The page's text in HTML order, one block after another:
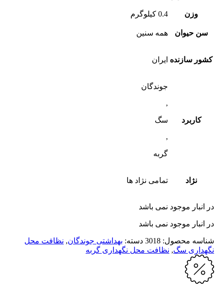
وزن 0.4 کیلوگرم
سن حیوان همه سنین
کشور سازنده ایران
کاربرد
جوندگان
,
سگ
,
گربه
نژاد تمامی نژاد ها
در انبار موجود نمی باشد
در انبار موجود نمی باشد
شناسه محصول: 3018 دسته: بهداشتی جوندگان, نظافت محل
نگهداری سگ, نظافت محل نگهداری گربه